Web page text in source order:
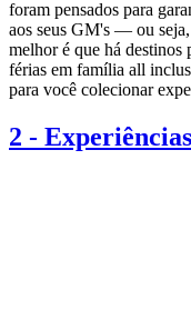
foram pensados para
aos seus GM's — ou seja,
melhor é que há destinos
férias em família all
para você colecionar
2 -